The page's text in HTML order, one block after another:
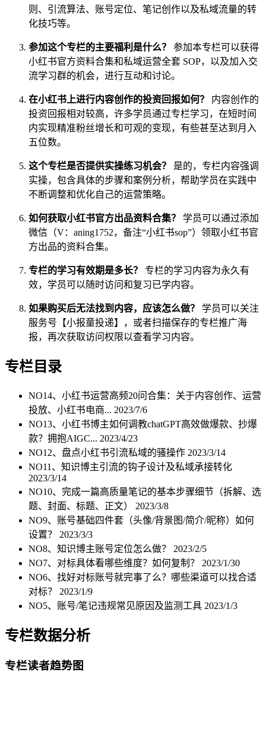
则、引流算法、账号定位、笔记创作以及私域流量的转
化技巧等。
参加这个专栏的主要福利是什么？
参加本专栏可以获得
小红书官方资料合集和私域运营全套 SOP，以及加入交
流学习群的机会，进行互动和讨论。
在小红书上进行内容创作的投资回报如何？
内容创作的
投资回报相对较高，许多学员通过专栏学习，在短时间
内实现精准粉丝增长和可观的变现，有些甚至达到月入
五位数。
这个专栏是否提供实操练习机会？
是的，专栏内容强调
实操，包含具体的步骤和案例分析，帮助学员在实践中
不断调整和优化自己的运营策略。
如何获取小红书官方出品资料合集？
学员可以通过添加
微信（V：aning1752，备注“小红书sop”）领取小红书官
方出品的资料合集。
专栏的学习有效期是多长？
专栏的学习内容为永久有
效，学员可以随时访问和复习已学内容。
如果购买后无法找到内容，应该怎么做？
学员可以关注
服务号【小报童投递】，或者扫描保存的专栏推广海
报，再次获取访问权限以查看学习内容。
专栏目录
NO14、小红书运营高频20问合集：关于内容创作、运营
投放、小红书电商... 2023/7/6
NO13、小红书博主如何调教chatGPT高效做爆款、抄爆
款？拥抱AIGC... 2023/4/23
NO12、盘点小红书引流私域的骚操作 2023/3/14
NO11、知识博主引流的钩子设计及私域承接转化
2023/3/14
NO10、完成一篇高质量笔记的基本步骤细节（拆解、选
题、封面、标题、正文） 2023/3/8
NO9、账号基础四件套（头像/背景图/简介/昵称）如何
设置？ 2023/3/3
NO8、知识博主账号定位怎么做？ 2023/2/5
NO7、对标具体看哪些维度？如何复制？ 2023/1/30
NO6、找好对标账号就完事了么？哪些渠道可以找合适
对标？ 2023/1/9
NO5、账号/笔记违规常见原因及监测工具 2023/1/3
专栏数据分析
专栏读者趋势图